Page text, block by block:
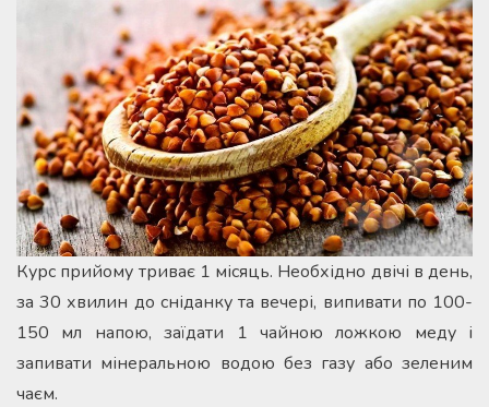
Курс прийому триває 1 місяць. Необхідно двічі в день,
за 30 хвилин до сніданку та вечері, випивати по 100-
150 мл напою, заїдати 1 чайною ложкою меду і
запивати мінеральною водою без газу або зеленим
чаєм.